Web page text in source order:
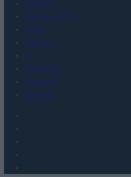
FinTech
Hardware PC
Moto
Gaming
AI
Redakcja
Reklama
Kontakt